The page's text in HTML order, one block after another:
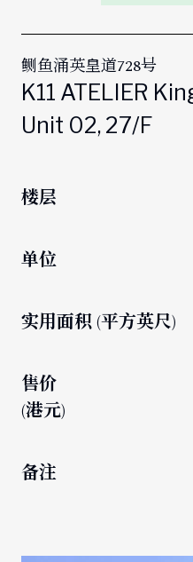
鲗鱼涌英皇道728号
K11 ATELIER
Unit 02, 27/F
楼层
单位
实用面积 (平方英尺)
售价
(港元)
备注